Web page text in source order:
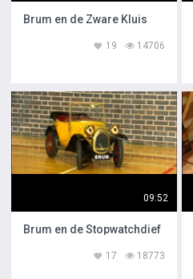
Brum en de Zware Kluis
14706
19
09:52
Brum en de Stopwatchdief
18773
17